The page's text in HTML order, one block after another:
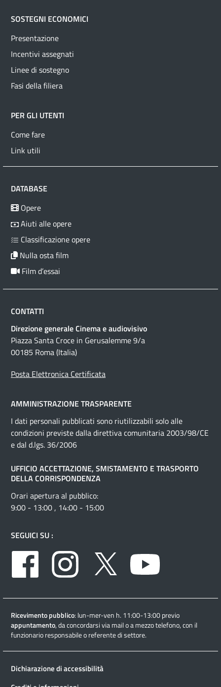
SOSTEGNI ECONOMICI
Presentazione
Incentivi assegnati
Linee di sostegno
Fasi della filiera
PER GLI UTENTI
Come fare
Link utili
DATABASE
Opere
Aiuti alle opere
Classificazione opere
Nulla osta film
Film d’essai
CONTATTI
Direzione generale Cinema e audiovisivo
Piazza Santa Croce in Gerusalemme 9/a
00185 Roma (Italia)
Posta Elettronica Certificata
AMMINISTRAZIONE TRASPARENTE
I dati personali pubblicati sono riutilizzabili solo alle
condizioni previste dalla direttiva comunitaria 2003/98/CE
e dal d.lgs. 36/2006
UFFICIO ACCETTAZIONE, SMISTAMENTO E TRASPORTO
DELLA CORRISPONDENZA
Orari apertura al pubblico:
9:00 - 13:00 , 14:00 - 15:00
SEGUICI SU :
Facebook
Instagram Twitter
Ricevimento pubblico: lun-mer-ven h. 11:00-13:00 previo
appuntamento, da concordarsi via mail o a mezzo telefono, con il
funzionario responsabile o referente di settore.
Dichiarazione di accessibilità